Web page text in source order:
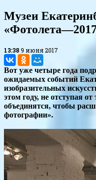
Музеи
13:389 июня 2017
Вот уже четыре года
ожидаемых событий
изобразительных
этом году, не отступая
объединятся, чтобы
фотографии».